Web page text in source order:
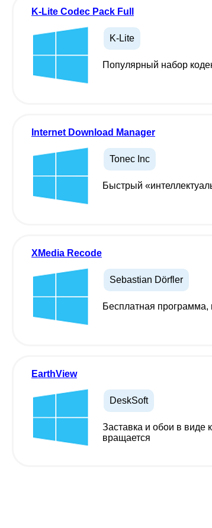
K-Lite Codec Pack Full
K-Lite
Популярный набор
Internet Download Manager
Tonec Inc
Быстрый
XMedia Recode
Sebastian Dörfler
Бесплатная
EarthView
DeskSoft
Заставка и обои в виде
вращается